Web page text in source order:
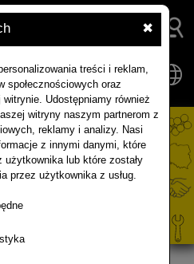
✖
treści i reklam,
społecznościowych oraz
Udostępniamy również
witryny naszym partnerom z
reklamy i analizy. Nasi
z innymi danymi, które
użytkownika lub które zostały
przez użytkownika z usług.
|Polityka prywatności |Ustawienia
RING GmbH